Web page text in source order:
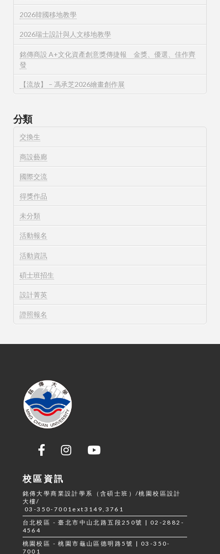
2026韓國移地教學
2026瑞士設計與人文移地教學
銘傳商設 A+文化資產創意獎傳捷報 金獎、優選、佳作齊
發
【流放】 – 馮承芝2026繪畫創作展
分類
交換生
商設藝廊
國際交流
得獎作品
未分類
活動報名
活動資訊
碩士班招生
設計菁英
證照報名
校區資訊
銘傳大學商業設計學系（含碩士班）/桃園校區設計
大樓/
03-350-7001ext3149,3761
台北校區 - 臺北市中山北路五段250號 | 02-2882-
4564
桃園校區 - 桃園市龜山區德明路5號 | 03-350-
7001